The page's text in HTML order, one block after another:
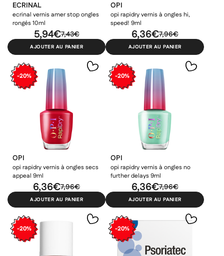
ECRINAL
ecrinal vernis amer stop ongles
rongés 10ml
7,43€
5,94€
AJOUTER AU PANIER
OPI
opi rapidry vernis à ongles hi,
speed! 9ml
7,96€
6,36€
AJOUTER AU PANIER
-20%
OPI
opi rapidry vernis à ongles secs
appeal 9ml
7,96€
6,36€
AJOUTER AU PANIER
-20%
OPI
opi rapidry vernis à ongles no
further delays 9ml
7,96€
6,36€
AJOUTER AU PANIER
-20% -20%